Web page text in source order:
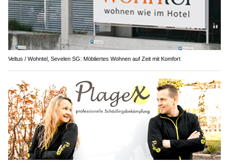
Veltus / Wohntel, Sevelen SG: Möbliertes Wohnen auf Zeit mit Komfort